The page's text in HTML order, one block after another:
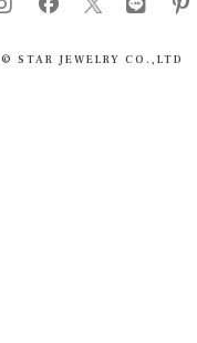
© STAR JEWELRY CO.,LTD